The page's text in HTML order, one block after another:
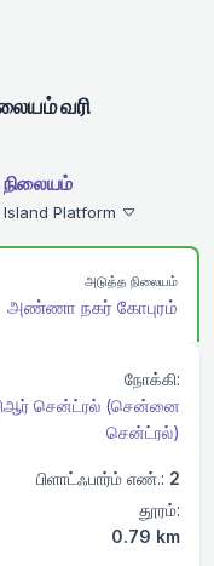
வரி
Platform
அடுத்த நிலையம்
அண்ணா நகர் கோபுரம்
நோக்கி:
சென்ட்ரல் (சென்னை
சென்ட்ரல்)
பிளாட்ஃபார்ம் எண்.: 2
தூரம்:
0.79 km